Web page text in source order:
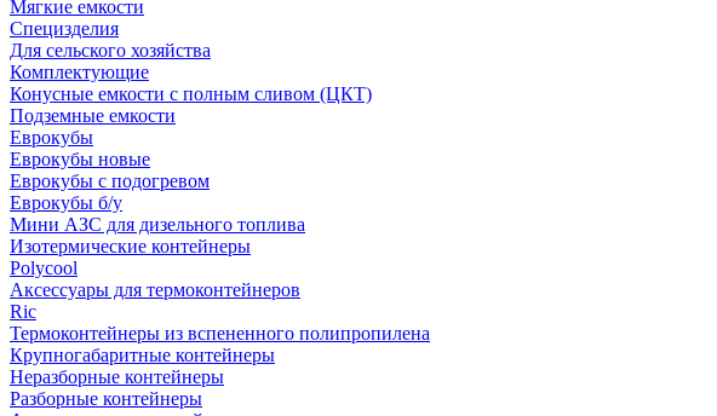
Мягкие емкости
Специзделия
Для сельского хозяйства
Комплектующие
Конусные емкости с полным сливом (ЦКТ)
Подземные емкости
Еврокубы
Еврокубы новые
Еврокубы с подогревом
Еврокубы б/у
Мини АЗС для дизельного топлива
Изотермические контейнеры
Polycool
Аксессуары для термоконтейнеров
Ric
Термоконтейнеры из вспененного полипропилена
Крупногабаритные контейнеры
Неразборные контейнеры
Разборные контейнеры